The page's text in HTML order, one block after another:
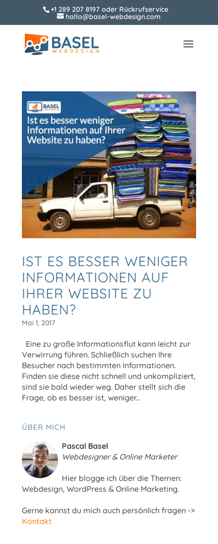
+1 289 207 8197 oder Rückrufservice
hallo@basel-webdesign.com
IST ES BESSER WENIGER
INFORMATIONEN AUF
IHRER WEBSITE ZU
HABEN?
Mai 1, 2017
Eine zu große Informationsflut kann leicht zur
Verwirrung führen. Schließlich suchen Ihre
Besucher nach bestimmten Informationen.
Finden sie diese nicht schnell und unkompliziert,
sind sie bald wieder weg. Daher stellt sich die
Frage, ob es besser ist, weniger...
ÜBER MICH
Pascal Basel
Webdesigner & Online Marketer
Hier blogge ich über die Themen:
Webdesign, WordPress & Online Marketing.
Gerne kannst du mich auch persönlich fragen ->
Kontakt